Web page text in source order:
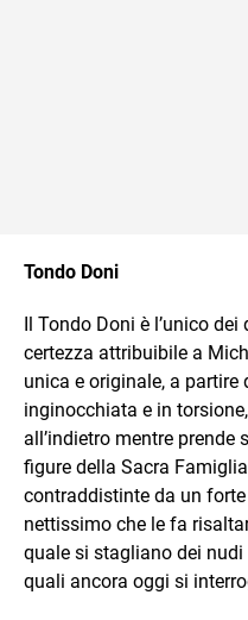
Tondo Doni
Il Tondo Doni è l’unico
certezza attribuibile a
unica e originale, a
inginocchiata e in
all’indietro mentre prende
figure della Sacra
contraddistinte da un
nettissimo che le fa
quale si stagliano dei
quali ancora oggi si